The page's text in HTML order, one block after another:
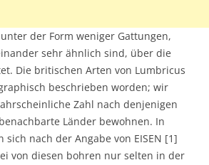
der Form weniger Gattungen,
sehr ähnlich sind, über die
Die britischen Arten von Lumbricus
beschrieben worden; wir
Zahl nach denjenigen
Länder bewohnen. In
sich nach der Angabe von EISEN [1]
von diesen bohren nur selten in der